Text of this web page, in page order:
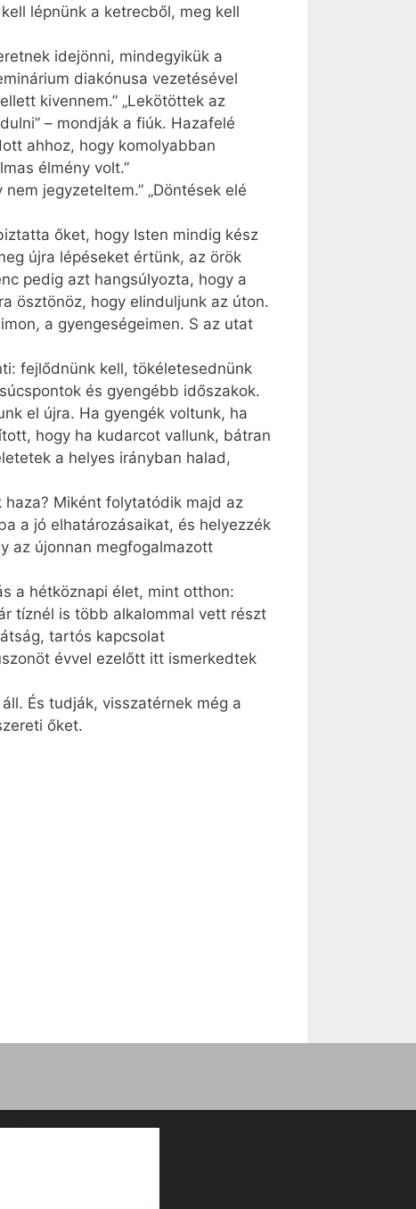
lépnünk a ketrecből, meg kell
idejönni, mindegyikük a
diakónusa vezetésével
kivennem.” „Lekötöttek az
– mondják a fiúk. Hazafelé
ahhoz, hogy komolyabban
élmény volt.”
jegyzeteltem.” „Döntések elé
őket, hogy Isten mindig kész
újra lépéseket értünk, az örök
pedig azt hangsúlyozta, hogy a
ösztönöz, hogy elinduljunk az úton.
a gyengeségeimen. S az utat
fejlődnünk kell, tökéletesednünk
és gyengébb időszakok.
el újra. Ha gyengék voltunk, ha
hogy ha kudarcot vallunk, bátran
a helyes irányban halad,
Miként folytatódik majd az
a jó elhatározásaikat, és helyezzék
az újonnan megfogalmazott
a hétköznapi élet, mint otthon:
tíznél is több alkalommal vett részt
tartós kapcsolat
évvel ezelőtt itt ismerkedtek
És tudják, visszatérnek még a
őket.